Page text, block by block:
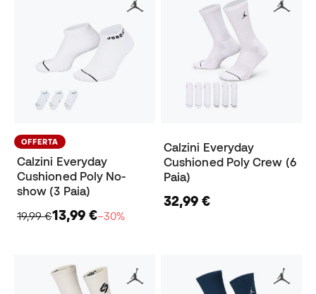
OFFERTA
Calzini Everyday
Cushioned Poly No-
show (3 Paia)
19,99 €13,99 €−30%
Calzini Everyday
Cushioned Poly Crew (6
Paia)
32,99 €